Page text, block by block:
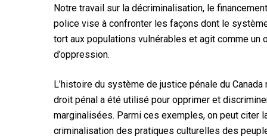
Notre travail sur la décriminalisation, le
police vise à confronter les façons dont le
tort aux populations vulnérables et agit comme un
d’oppression.
L’histoire du système de justice pénale du
droit pénal a été utilisé pour opprimer et
marginalisées. Parmi ces exemples, on peut citer
criminalisation des pratiques culturelles des